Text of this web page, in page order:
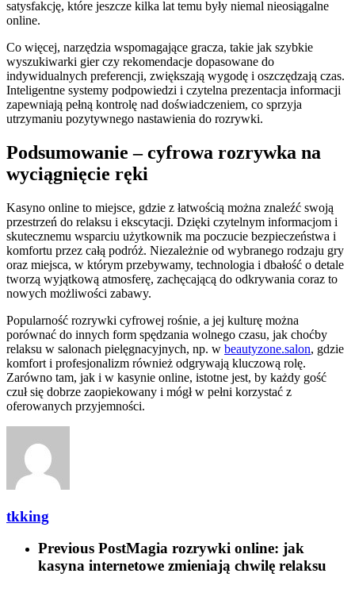
satysfakcję, które jeszcze kilka lat temu były niemal nieosiągalne
online.
Co więcej, narzędzia wspomagające gracza, takie jak szybkie
wyszukiwarki gier czy rekomendacje dopasowane do
indywidualnych preferencji, zwiększają wygodę i oszczędzają czas.
Inteligentne systemy podpowiedzi i czytelna prezentacja informacji
zapewniają pełną kontrolę nad doświadczeniem, co sprzyja
utrzymaniu pozytywnego nastawienia do rozrywki.
Podsumowanie – cyfrowa rozrywka na
wyciągnięcie ręki
Kasyno online to miejsce, gdzie z łatwością można znaleźć swoją
przestrzeń do relaksu i ekscytacji. Dzięki czytelnym informacjom i
skutecznemu wsparciu użytkownik ma poczucie bezpieczeństwa i
komfortu przez całą podróż. Niezależnie od wybranego rodzaju gry
oraz miejsca, w którym przebywamy, technologia i dbałość o detale
tworzą wyjątkową atmosferę, zachęcającą do odkrywania coraz to
nowych możliwości zabawy.
Popularność rozrywki cyfrowej rośnie, a jej kulturę można
porównać do innych form spędzania wolnego czasu, jak choćby
relaksu w salonach pielęgnacyjnych, np. w beautyzone.salon, gdzie
komfort i profesjonalizm również odgrywają kluczową rolę.
Zarówno tam, jak i w kasynie online, istotne jest, by każdy gość
czuł się dobrze zaopiekowany i mógł w pełni korzystać z
oferowanych przyjemności.
tkking
Previous PostMagia rozrywki online: jak
kasyna internetowe zmieniają chwilę relaksu